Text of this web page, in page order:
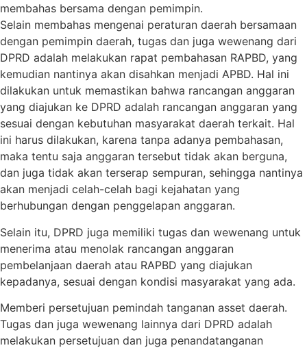
membahas bersama dengan pemimpin.
Selain membahas mengenai peraturan daerah bersamaan
dengan pemimpin daerah, tugas dan juga wewenang dari
DPRD adalah melakukan rapat pembahasan RAPBD, yang
kemudian nantinya akan disahkan menjadi APBD. Hal ini
dilakukan untuk memastikan bahwa rancangan anggaran
yang diajukan ke DPRD adalah rancangan anggaran yang
sesuai dengan kebutuhan masyarakat daerah terkait. Hal
ini harus dilakukan, karena tanpa adanya pembahasan,
maka tentu saja anggaran tersebut tidak akan berguna,
dan juga tidak akan terserap sempuran, sehingga nantinya
akan menjadi celah-celah bagi kejahatan yang
berhubungan dengan penggelapan anggaran.
Selain itu, DPRD juga memiliki tugas dan wewenang untuk
menerima atau menolak rancangan anggaran
pembelanjaan daerah atau RAPBD yang diajukan
kepadanya, sesuai dengan kondisi masyarakat yang ada.
Memberi persetujuan pemindah tanganan asset daerah.
Tugas dan juga wewenang lainnya dari DPRD adalah
melakukan persetujuan dan juga penandatanganan